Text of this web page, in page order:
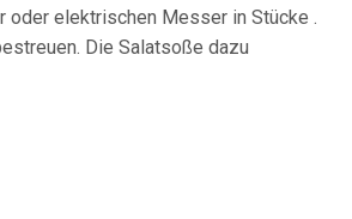
oder elektrischen Messer in Stücke .
Die Salatsoße dazu